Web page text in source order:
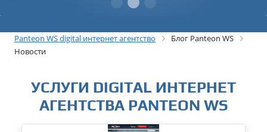
Panteon WS digital интернет агентство
Блог Panteon WS
Новости
УСЛУГИ DIGITAL ИНТЕРНЕТ
АГЕНТСТВА PANTEON WS